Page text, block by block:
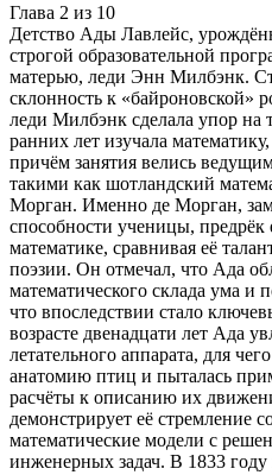
Глава 2 из 10
Детство Ады Лавлейс,
строгой образовательной
матерью, леди Энн Милбэнк.
склонность к «байроновской»
леди Милбэнк сделала упор на
ранних лет изучала
причём занятия велись
такими как шотландский
Морган. Именно де Морган,
способности ученицы, предрёк
математике, сравнивая её
поэзии. Он отмечал, что Ада
математического склада ума и
что впоследствии стало
возрасте двенадцати лет Ада
летательного аппарата, для
анатомию птиц и пыталась
расчёты к описанию их
демонстрирует её стремление
математические модели с
инженерных задач. В 1833 году